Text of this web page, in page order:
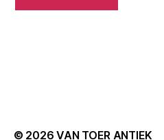
© 2026VAN TOER ANTIEK